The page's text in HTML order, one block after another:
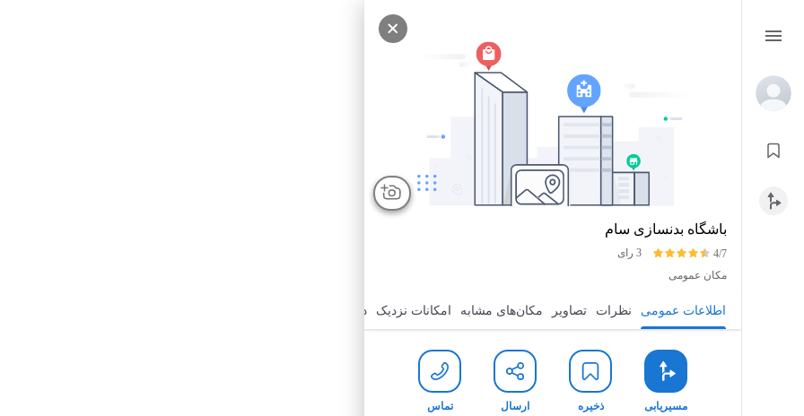
باشگاه بدنسازی سام
4/7
3 رای
مکان عمومی
اطلاعات عمومی نظرات تصاویر مکان‌های مشابه امکانات نزدیک درباره
مسیریابی ذخیره ارسال تماس